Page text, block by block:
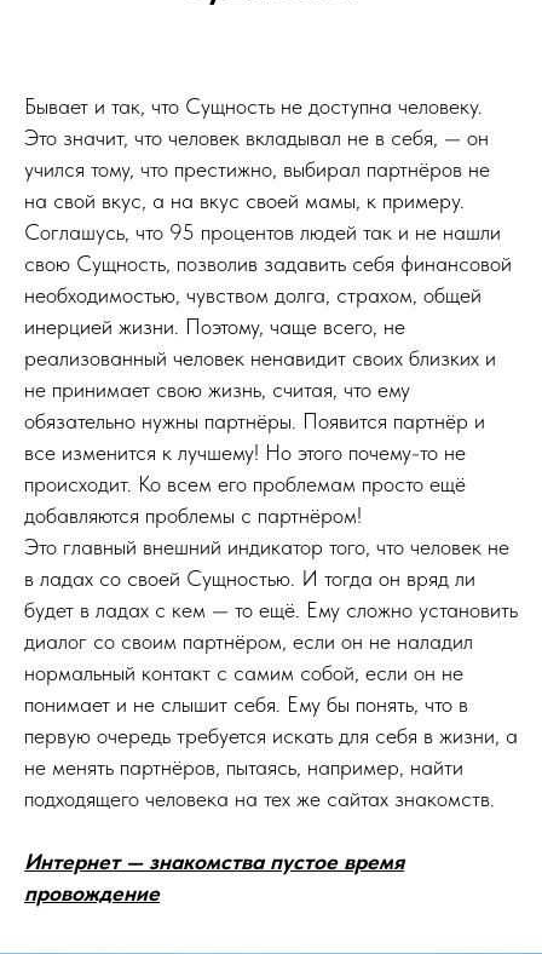
Бывает и так, что Сущность не доступна человеку.
Это значит, что человек вкладывал не в себя, — он
учился тому, что престижно, выбирал партнёров не
на свой вкус, а на вкус своей мамы, к примеру.
Соглашусь, что 95 процентов людей так и не нашли
свою Сущность, позволив задавить себя финансовой
необходимостью, чувством долга, страхом, общей
инерцией жизни. Поэтому, чаще всего, не
реализованный человек ненавидит своих близких и
не принимает свою жизнь, считая, что ему
обязательно нужны партнёры. Появится партнёр и
все изменится к лучшему! Но этого почему-то не
происходит. Ко всем его проблемам просто ещё
добавляются проблемы с партнёром!
Это главный внешний индикатор того, что человек не
в ладах со своей Сущностью. И тогда он вряд ли
будет в ладах с кем — то ещё. Ему сложно установить
диалог со своим партнёром, если он не наладил
нормальный контакт с самим собой, если он не
понимает и не слышит себя. Ему бы понять, что в
первую очередь требуется искать для себя в жизни, а
не менять партнёров, пытаясь, например, найти
подходящего человека на тех же сайтах знакомств.
Интернет — знакомства пустое время
провождение